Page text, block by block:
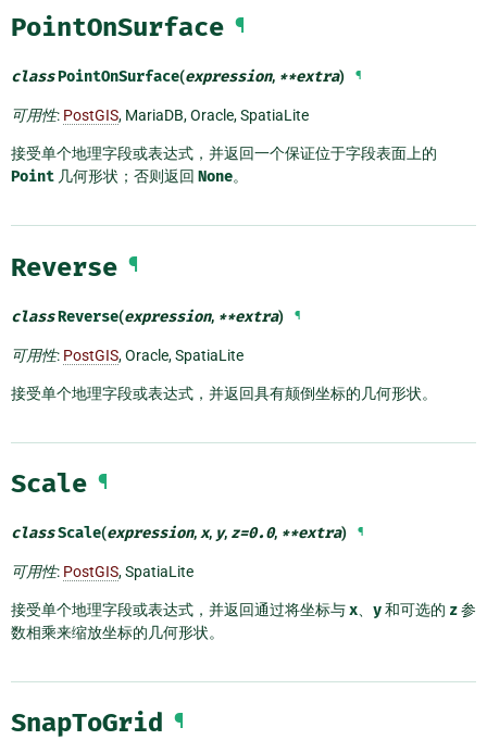
PointOnSurface ¶
classPointOnSurface(expression, **extra) ¶
可用性: PostGIS, MariaDB, Oracle, SpatiaLite
接受单个地理字段或表达式，并返回一个保证位于字段表面上的
Point 几何形状；否则返回 None。
Reverse ¶
classReverse(expression, **extra) ¶
可用性: PostGIS, Oracle, SpatiaLite
接受单个地理字段或表达式，并返回具有颠倒坐标的几何形状。
Scale ¶
classScale(expression,x, y, z=0.0, **extra) ¶
可用性: PostGIS, SpatiaLite
接受单个地理字段或表达式，并返回通过将坐标与x y和可选的 z参
数相乘来缩放坐标的几何形状。
SnapToGrid ¶